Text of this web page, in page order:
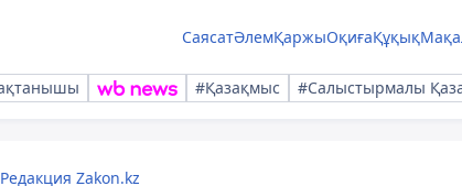
СаясатӘлемҚаржыОқиғаҚұқық
#Қазақмыс #Салыстырмалы
Редакция Zakon.kz